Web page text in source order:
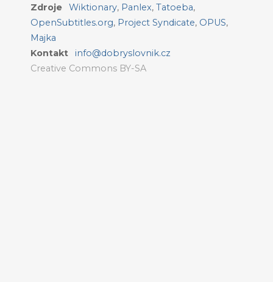
Zdroje Wiktionary, Panlex,Tatoeba,
OpenSubtitles.org, Project Syndicate, OPUS,
Majka
Kontakt
info@dobryslovnik.cz
Creative Commons BY-SA